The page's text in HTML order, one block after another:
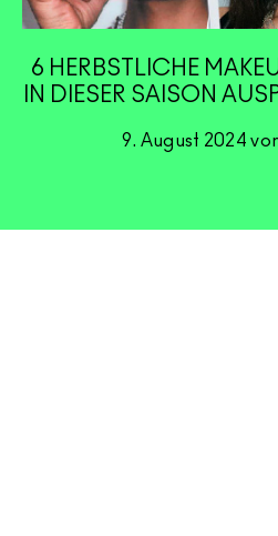
6 HERBSTLICHE
IN DIESER SAISON
9. August 2024